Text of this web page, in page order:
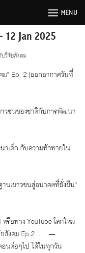
MENU
12 Jan 2025
วิจัยสังคม
“ Ep. 2 (ออกอากาศวันที่
าวชนของชาติกับการพัฒนา
าเด็ก กับความท้าทายใน
นเยาวชนสู่อนาคตที่ยั่งยืน”
หรือทาง YouTube โลกใหม่
สังคม Ep.2 … —
อนต่อๆไป ได้ในทุกวัน